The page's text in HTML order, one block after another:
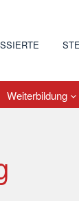
Weiterbildung